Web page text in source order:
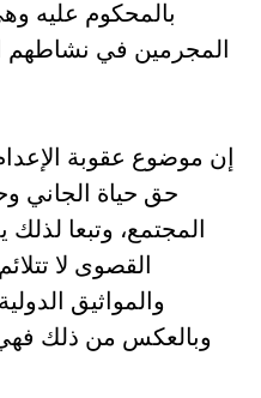
بالمحكوم عليه
المجرمين في نشاطهم
إن موضوع عقوبة
حق حياة الجاني
المجتمع، وتبعا لذلك
القصوى لا تتلائم
والمواثيق
وبالعكس من ذلك فهي